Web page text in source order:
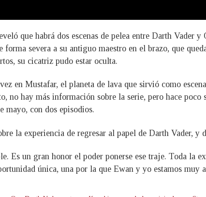
que habrá dos escenas de pelea entre Darth Vader
severa a su antiguo maestro en el brazo, que
su cicatriz pudo estar oculta.
en Mustafar, el planeta de lava que sirvió como
no hay más información sobre la serie, pero hace poco
mayo, con dos episodios.
la experiencia de regresar al papel de Darth Vader, y
Es un gran honor el poder ponerse ese traje. Toda la
única, una por la que Ewan y yo estamos muy